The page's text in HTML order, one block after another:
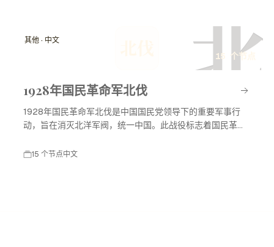
北
其他 · 中文
15 个节点
1928年国民革命军北伐
1928年国民革命军北伐是中国国民党领导下的重要军事行
动，旨在消灭北洋军阀，统一中国。此战役标志着国民革命
15 个节点中文